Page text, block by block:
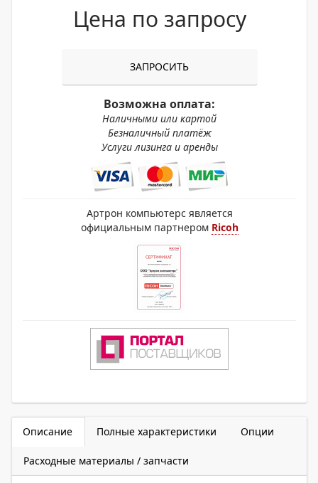
Цена по запросу
ЗАПРОСИТЬ
Возможна оплата:
Наличными или картой
Безналичный платёж
Услуги лизинга и аренды
Артрон компьютерс является
официальным партнером Ricoh
Описание Полные характеристики Опции
Расходные материалы / запчасти